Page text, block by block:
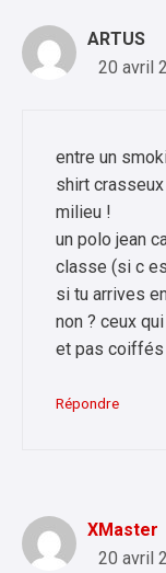
ARTUS
20 avril
entre un
shirt
milieu !
un polo jean
classe (si c
si tu arrives
non ? ceux
et pas coiffés
Répondre
XMaster
20 avril